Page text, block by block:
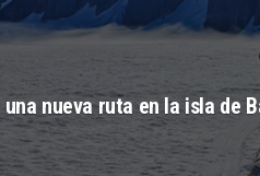
nueva ruta en la isla de